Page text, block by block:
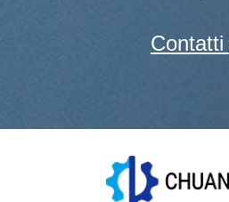
Contatti